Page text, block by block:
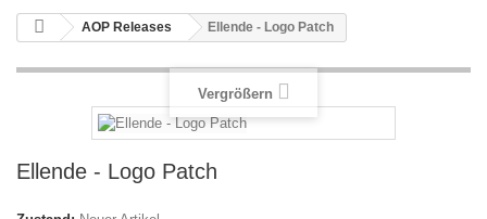
AOP Releases Ellende - Logo Patch
Vergrößern
Ellende - Logo Patch